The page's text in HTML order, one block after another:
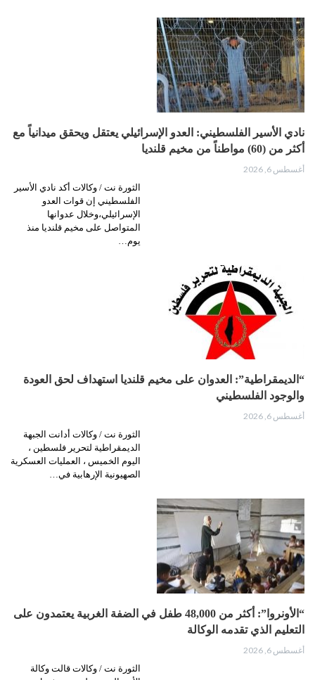
نادي الأسير الفلسطيني: العدو الإسرائيلي يعتقل ويحقق ميدانياً مع
أكثر من (60) مواطناً من مخيم قلنديا
أغسطس 6, 2026
الثورة نت / وكالات أكد نادي الأسير
الفلسطيني إن قوات العدو
الإسرائيلي،وخلال عدوانها
المتواصل على مخيم قلنديا منذ
يوم…
“الديمقراطية”: العدوان على مخيم قلنديا استهداف لحق العودة
والوجود الفلسطيني
أغسطس 6, 2026
الثورة نت / وكالات أدانت الجبهة
الديمقراطية لتحرير فلسطين ،
اليوم الخميس ، العمليات العسكرية
الصهيونية الإرهابية في…
“الأونروا”: أكثر من 48,000 طفل في الضفة الغربية يعتمدون على
التعليم الذي تقدمه الوكالة
أغسطس 6, 2026
الثورة نت / وكالات قالت وكالة